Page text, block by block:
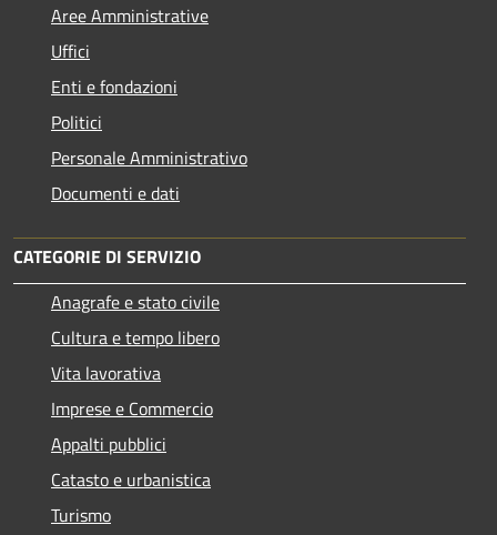
Aree Amministrative
Uffici
Enti e fondazioni
Politici
Personale Amministrativo
Documenti e dati
CATEGORIE DI SERVIZIO
Anagrafe e stato civile
Cultura e tempo libero
Vita lavorativa
Imprese e Commercio
Appalti pubblici
Catasto e urbanistica
Turismo